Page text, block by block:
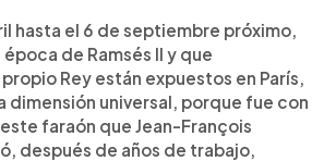
hasta el 6 de septiembre próximo,
de Ramsés II y que
Rey están expuestos en París,
dimensión universal, porque fue con
faraón que Jean-François
después de años de trabajo,